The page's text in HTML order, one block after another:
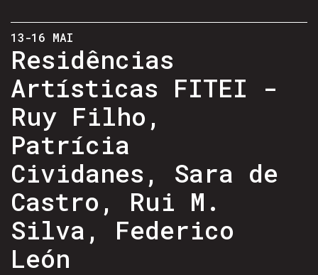
13-16 MAI
Residências
Artísticas FITEI -
Ruy Filho,
Patrícia
Cividanes, Sara de
Castro, Rui M.
Silva, Federico
León